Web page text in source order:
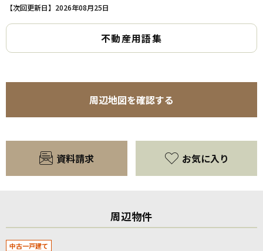
【次回更新日】2026年08月25日
不動産用語集
周辺地図を確認する
資料請求 お気に入り
周辺物件
中古一戸建て